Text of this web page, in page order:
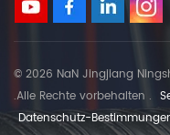
© 2026 NaN Jingjiang
.Alle Rechte vorbehalten .
Datenschutz-